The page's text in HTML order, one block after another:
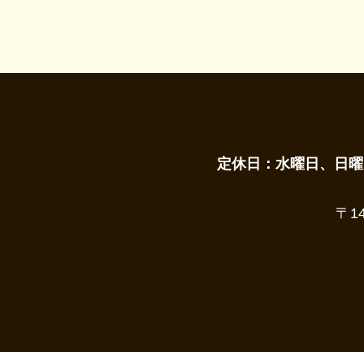
定休日：水曜日、日
〒